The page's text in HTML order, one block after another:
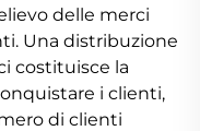
delle merci
Una distribuzione
costituisce la
i clienti,
di clienti